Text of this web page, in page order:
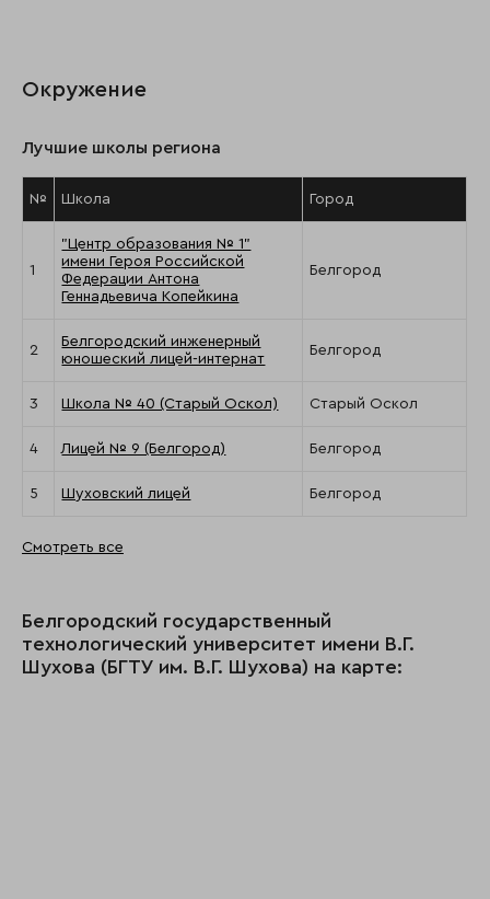
Окружение
Лучшие школы региона
№ Школа Город
1
"Центр образования № 1"
имени Героя Российской
Федерации Антона
Геннадьевича Копейкина
Белгород
2
Белгородский инженерный
юношеский лицей-интернат
Белгород
3 Школа № 40 (Старый Оскол) Старый Оскол
4 Лицей № 9 (Белгород) Белгород
5 Шуховский лицей Белгород
Смотреть все
Белгородский государственный
технологический университет имени В.Г.
Шухова (БГТУ им. В.Г. Шухова) на карте: